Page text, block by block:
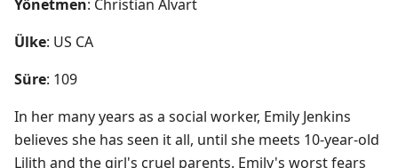
Yönetmen: Christian Alvart
Ülke: US CA
Süre: 109
In her many years as a social worker, Emily Jenkins
believes she has seen it all, until she meets 10-year-old
Lilith and the girl's cruel parents. Emily's worst fears